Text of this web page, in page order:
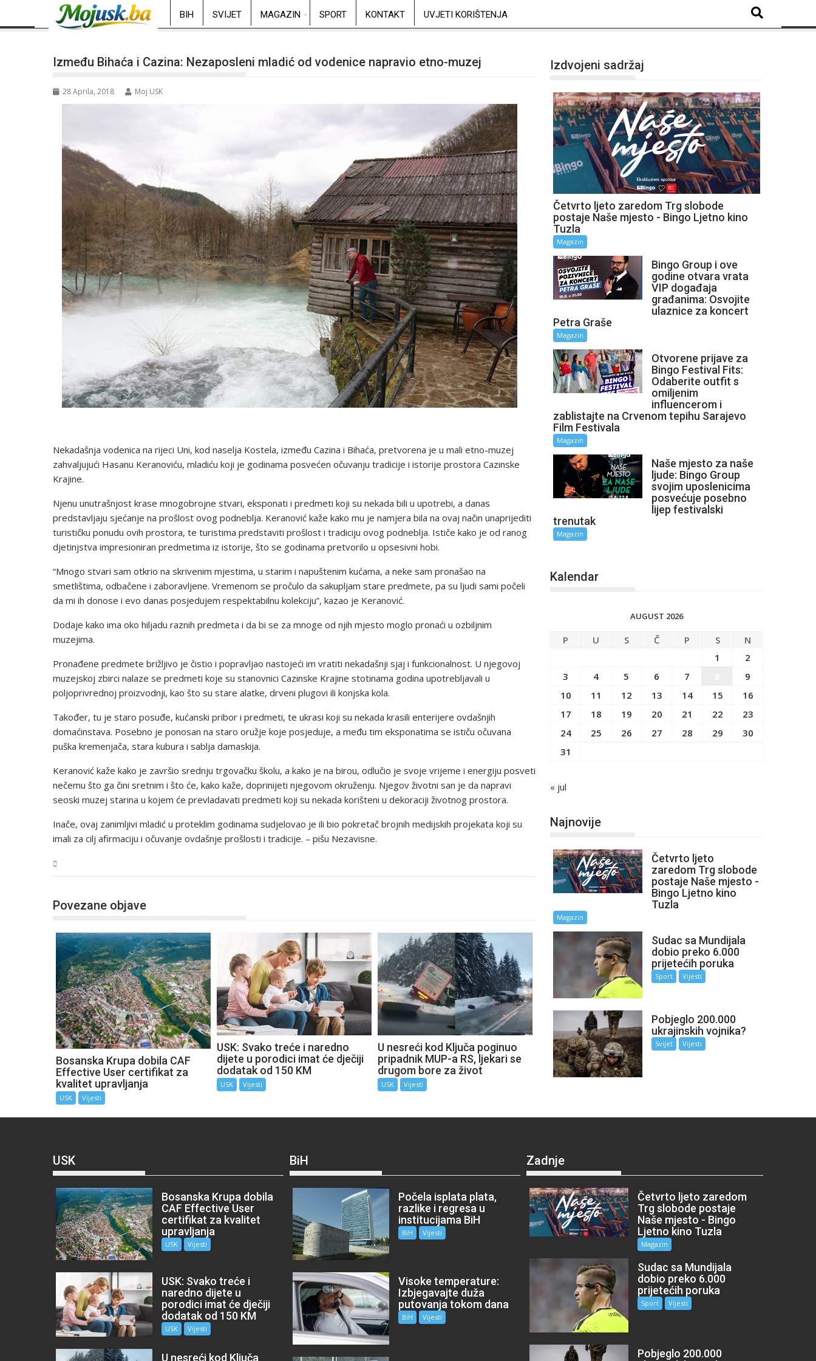
BIH SVIJET MAGAZIN SPORT KONTAKT UVJETI KORIŠTENJA
Između Bihaća i Cazina: Nezaposleni mladić od vodenice napravio etno-muzej
28 Aprila, 2018 Moj USK
Nekadašnja vodenica na rijeci Uni, kod naselja Kostela, između Cazina i Bihaća, pretvorena je u mali etno-muzej
zahvaljujući Hasanu Keranoviću, mladiću koji je godinama posvećen očuvanju tradicije i istorije prostora Cazinske
Krajine.
Njenu unutrašnjost krase mnogobrojne stvari, eksponati i predmeti koji su nekada bili u upotrebi, a danas
predstavljaju sjećanje na prošlost ovog podneblja. Keranović kaže kako mu je namjera bila na ovaj način unaprijediti
turističku ponudu ovih prostora, te turistima predstaviti prošlost i tradiciju ovog podneblja. Ističe kako je od ranog
djetinjstva impresioniran predmetima iz istorije, što se godinama pretvorilo u opsesivni hobi.
“Mnogo stvari sam otkrio na skrivenim mjestima, u starim i napuštenim kućama, a neke sam pronašao na
smetlištima, odbačene i zaboravljene. Vremenom se pročulo da sakupljam stare predmete, pa su ljudi sami počeli
da mi ih donose i evo danas posjedujem respektabilnu kolekciju”, kazao je Keranović.
Dodaje kako ima oko hiljadu raznih predmeta i da bi se za mnoge od njih mjesto moglo pronaći u ozbiljnim
muzejima.
Pronađene predmete brižljivo je čistio i popravljao nastojeći im vratiti nekadašnji sjaj i funkcionalnost. U njegovoj
muzejskoj zbirci nalaze se predmeti koje su stanovnici Cazinske Krajine stotinama godina upotrebljavali u
poljoprivrednoj proizvodnji, kao što su stare alatke, drveni plugovi ili konjska kola.
Također, tu je staro posuđe, kućanski pribor i predmeti, te ukrasi koji su nekada krasili enterijere ovdašnjih
domaćinstava. Posebno je ponosan na staro oružje koje posjeduje, a među tim eksponatima se ističu očuvana
puška kremenjača, stara kubura i sablja damaskija.
Keranović kaže kako je završio srednju trgovačku školu, a kako je na birou, odlučio je svoje vrijeme i energiju posveti
nečemu što ga čini sretnim i što će, kako kaže, doprinijeti njegovom okruženju. Njegov životni san je da napravi
seoski muzej starina u kojem će prevladavati predmeti koji su nekada korišteni u dekoraciji životnog prostora.
Inače, ovaj zanimljivi mladić u proteklim godinama sudjelovao je ili bio pokretač brojnih medijskih projekata koji su
imali za cilj afirmaciju i očuvanje ovdašnje prošlosti i tradicije. – pišu Nezavisne.
Povezane objave
Bosanska Krupa dobila CAF
Effective User certifikat za
kvalitet upravljanja
USK Vijesti
USK: Svako treće i naredno
dijete u porodici imat će dječiji
dodatak od 150 KM
USK Vijesti
U nesreći kod Ključa poginuo
pripadnik MUP-a RS, ljekari se
drugom bore za život
USK Vijesti
Izdvojeni sadržaj
Četvrto ljeto zaredom Trg slobode
postaje Naše mjesto - Bingo Ljetno kino
Tuzla
Magazin
Bingo Group i ove
godine otvara vrata
VIP događaja
građanima: Osvojite
ulaznice za koncert
Petra Graše
Magazin
Otvorene prijave za
Bingo Festival Fits:
Odaberite outfit s
omiljenim
influencerom i
zablistajte na Crvenom tepihu Sarajevo
Film Festivala
Magazin
Naše mjesto za naše
ljude: Bingo Group
svojim uposlenicima
posvećuje posebno
lijep festivalski
trenutak
Magazin
Kalendar
AUGUST 2026
P U S Č P S
N
1
2
3
4 5 6 7
9
10
11 12 13 14 15
16
17
18 19 20 21 22
23
24
25 26 27 28 29
30
31
« jul
Najnovije
Četvrto ljeto
zaredom Trg slobode
postaje Naše mjesto -
Bingo Ljetno kino
Tuzla
Magazin
Sudac sa Mundijala
dobio preko 6.000
prijetećih poruka
Sport Vijesti
Pobjeglo 200.000
ukrajinskih vojnika?
Svijet Vijesti
USK
Bosanska Krupa dobila
CAF Effective User
certifikat za kvalitet
upravljanja
USK Vijesti
USK: Svako treće i
naredno dijete u
porodici imat će dječiji
dodatak od 150 KM
USK Vijesti
U nesreći kod Ključa
BiH
Počela isplata plata,
razlike i regresa u
institucijama BiH
BiH Vijesti
Visoke temperature:
Izbjegavajte duža
putovanja tokom dana
BiH Vijesti
Zadnje
Četvrto ljeto zaredom
Trg slobode postaje
Naše mjesto - Bingo
Ljetno kino Tuzla
Magazin
Sudac sa Mundijala
dobio preko 6.000
prijetećih poruka
Sport Vijesti
Pobjeglo 200.000